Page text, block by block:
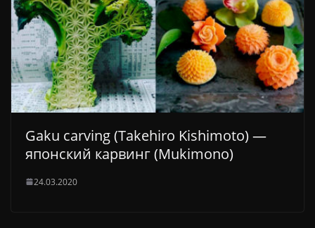
Gaku carving (Takehiro Kishimoto) —
японский карвинг (Mukimono)
24.03.2020